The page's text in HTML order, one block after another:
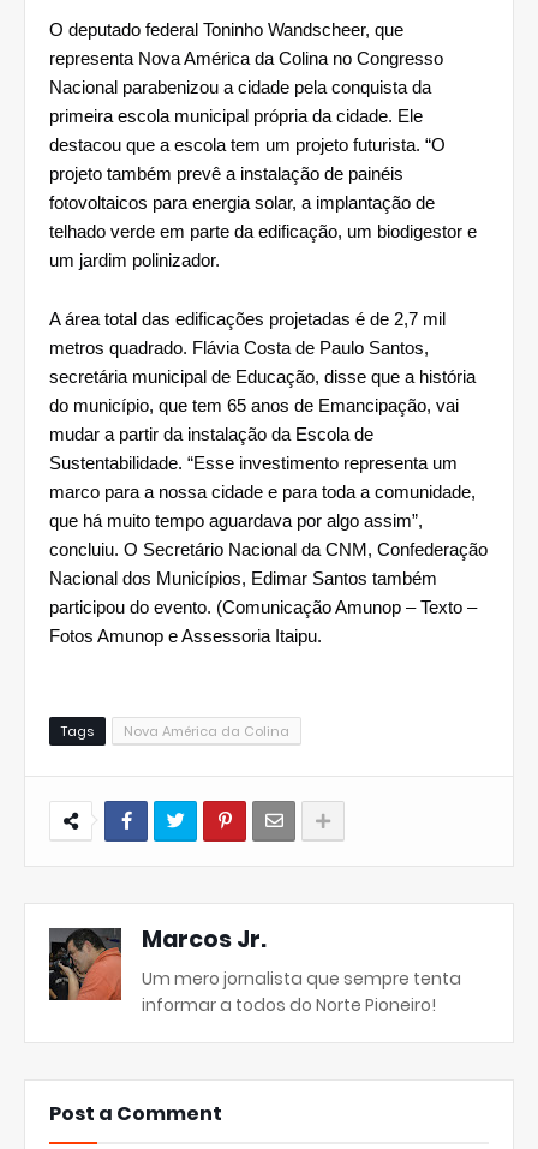
O deputado federal Toninho Wandscheer, que
representa Nova América da Colina no Congresso
Nacional parabenizou a cidade pela conquista da
primeira escola municipal própria da cidade. Ele
destacou que a escola tem um projeto futurista. “O
projeto também prevê a instalação de painéis
fotovoltaicos para energia solar, a implantação de
telhado verde em parte da edificação, um biodigestor e
um jardim polinizador.
A área total das edificações projetadas é de 2,7 mil
metros quadrado. Flávia Costa de Paulo Santos,
secretária municipal de Educação, disse que a história
do município, que tem 65 anos de Emancipação, vai
mudar a partir da instalação da Escola de
Sustentabilidade. “Esse investimento representa um
marco para a nossa cidade e para toda a comunidade,
que há muito tempo aguardava por algo assim”,
concluiu. O Secretário Nacional da CNM, Confederação
Nacional dos Municípios, Edimar Santos também
participou do evento. (Comunicação Amunop – Texto –
Fotos Amunop e Assessoria Itaipu.
Tags Nova América da Colina
Marcos Jr.
Um mero jornalista que sempre tenta
informar a todos do Norte Pioneiro!
Post a Comment